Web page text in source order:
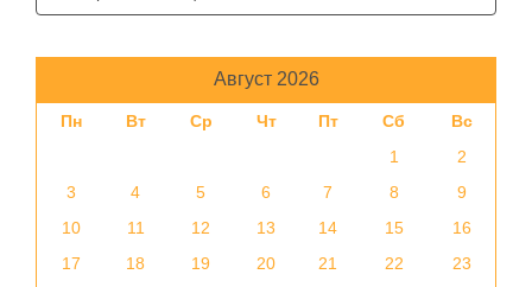
Август 2026
Пн Вт Ср Чт Пт Сб
Вс
1
2
3
4 5 6 7 8
9
10
11 12 13 14 15
16
17
18 19 20 21 22
23